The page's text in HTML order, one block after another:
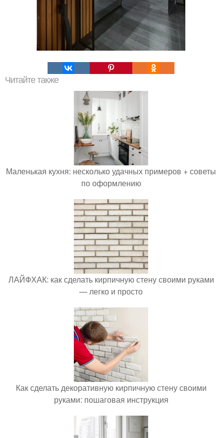
Читайте также
Маленькая кухня: несколько удачных примеров + советы
по оформлению
ЛАЙФХАК: как сделать кирпичную стену своими руками
— легко и просто
Как сделать декоративную кирпичную стену своими
руками: пошаговая инструкция